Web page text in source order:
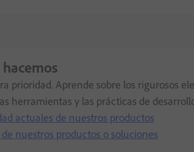
prioridad. Aprende sobre los rigurosos
herramientas y las prácticas de
actuales de nuestros productos
nuestros productos o soluciones